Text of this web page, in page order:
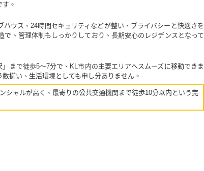
。
ウス、24時間セキュリティなどが整い、プライバシーと快適さを
、管理体制もしっかりしており、長期安心のレジデンスとなって
まで徒歩5〜7分で、KL市内の主要エリアへスムーズに移動できま
揃い、生活環境としても申し分ありません。
シャルが高く、最寄りの公共交通機関まで徒歩10分以内という完